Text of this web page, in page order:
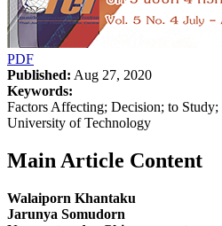
PDF
Published: Aug 27, 2020
Keywords:
Factors Affecting; Decision; to Study;
University of Technology
Main Article Content
Walaiporn Khantaku
Jarunya Somudorn